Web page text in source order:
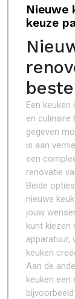
Nieuwe
keuze
Een
en culinaire
gegeven
is aan
een
renovatie
Beide
nieuwe
jouw
kunt kiezen
apparatuur,
keuken
Aan de
keuken een